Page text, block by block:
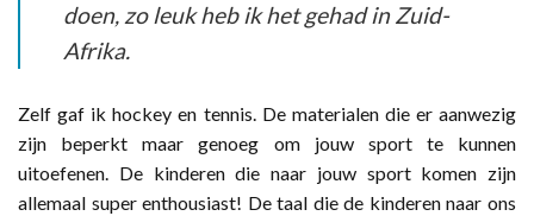
doen, zo leuk heb ik het gehad in Zuid-
Afrika.
Zelf gaf ik hockey en tennis. De materialen die er aanwezig
zijn beperkt maar genoeg om jouw sport te kunnen
uitoefenen. De kinderen die naar jouw sport komen zijn
allemaal super enthousiast! De taal die de kinderen naar ons